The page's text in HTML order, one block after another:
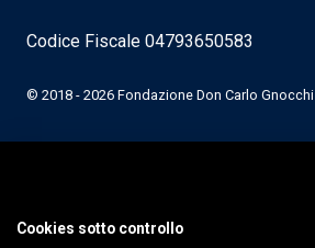
Codice Fiscale 04793650583
© 2018 - 2026 Fondazione Don Carlo Gnocchi
Cookies sotto controllo